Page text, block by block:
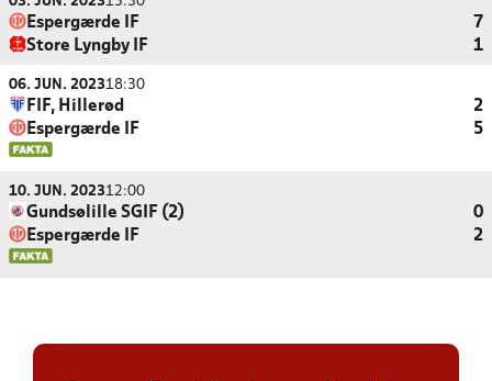
Espergærde IF
7
Store Lyngby IF
1
06. JUN. 202318:30
FIF, Hillerød
2
Espergærde IF
5
10. JUN. 202312:00
Gundsølille SGIF (2)
0
Espergærde IF
2